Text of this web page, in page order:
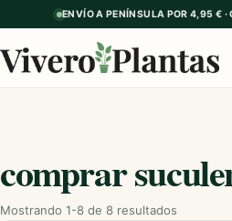
ENVÍO A PENÍNSULA POR 4,95 € ·
comprar
Mostrando 1-8 de 8 resultados